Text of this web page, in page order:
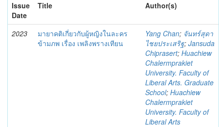
Issue
Date
Title Author(s)
2023
มายาคติเกี่ยวกับผู้หญิงในละคร
ข้ามภพ เรื่อง เพลิงพรางเทียน
Yang Chan; จันทร์สุดา
ไชยประเสริฐ; Jansuda
Chiprasert; Huachiew
Chalermprakiet
University. Faculty of
Liberal Arts. Graduate
School; Huachiew
Chalermprakiet
University. Faculty of
Liberal Arts